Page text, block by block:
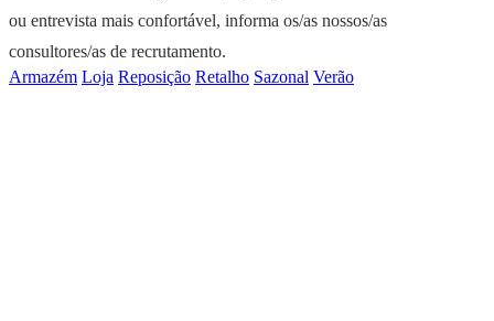
ou entrevista mais confortável, informa os/as nossos/as
consultores/as de recrutamento.
Armazém Loja Reposição Retalho Sazonal Verão